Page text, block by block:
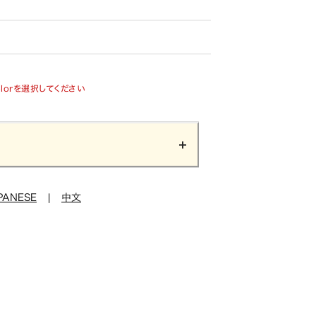
を選択してください
中文